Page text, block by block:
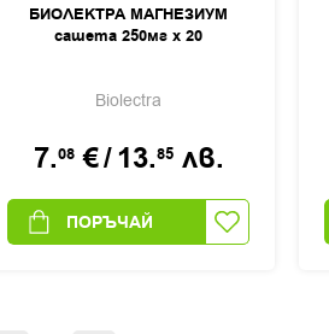
БИОЛЕКТРА МАГНЕЗИУМ
сашета 250мг х 20
Biolectra
7.08 €/13.85 лв.
ПОРЪЧАЙ